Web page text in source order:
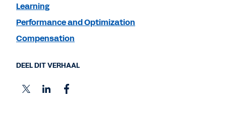
Learning
Performance and Optimization
Compensation
DEEL DIT VERHAAL